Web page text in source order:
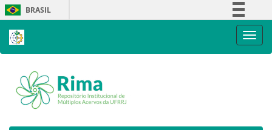
Skip
navigation
BRASIL